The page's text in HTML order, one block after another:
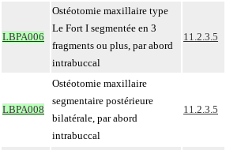
LBPA006
Ostéotomie maxillaire type
Le Fort I segmentée en 3
fragments ou plus, par abord
intrabuccal
11.2.3.5
LBPA008
Ostéotomie maxillaire
segmentaire postérieure
bilatérale, par abord
intrabuccal
11.2.3.5